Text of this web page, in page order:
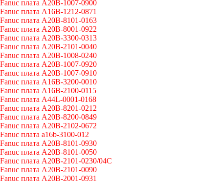
Fanuc плата A20B-1007-0900
Fanuc плата A16B-1212-0871
Fanuc плата A20B-8101-0163
Fanuc плата A20B-8001-0922
Fanuc плата A20B-3300-0313
Fanuc плата A20B-2101-0040
Fanuc плата A20B-1008-0240
Fanuc плата A20B-1007-0920
Fanuc плата A20B-1007-0910
Fanuc плата A16B-3200-0010
Fanuc плата A16B-2100-0115
Fanuc плата A44L-0001-0168
Fanuc плата A20B-8201-0212
Fanuc плата A20B-8200-0849
Fanuc плата A20B-2102-0672
Fanuc плата a16b-3100-012
Fanuc плата A20B-8101-0930
Fanuc плата A20B-8101-0050
Fanuc плата A20B-2101-0230/04C
Fanuc плата A20B-2101-0090
Fanuc плата A20B-2001-0931